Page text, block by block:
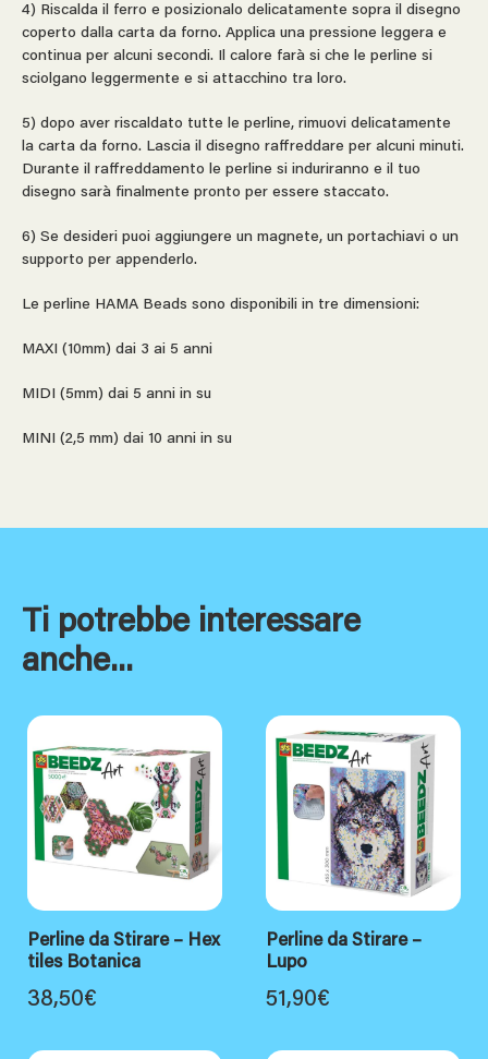
4) Riscalda il ferro e posizionalo delicatamente sopra il disegno
coperto dalla carta da forno. Applica una pressione leggera e
continua per alcuni secondi. Il calore farà si che le perline si
sciolgano leggermente e si attacchino tra loro.
5) dopo aver riscaldato tutte le perline, rimuovi delicatamente
la carta da forno. Lascia il disegno raffreddare per alcuni minuti.
Durante il raffreddamento le perline si induriranno e il tuo
disegno sarà finalmente pronto per essere staccato.
6) Se desideri puoi aggiungere un magnete, un portachiavi o un
supporto per appenderlo.
Le perline HAMA Beads sono disponibili in tre dimensioni:
MAXI (10mm) dai 3 ai 5 anni
MIDI (5mm) dai 5 anni in su
MINI (2,5 mm) dai 10 anni in su
Ti potrebbe interessare
anche...
Perline da Stirare – Hex
tiles Botanica
38,50€
Perline da Stirare –
Lupo
51,90€